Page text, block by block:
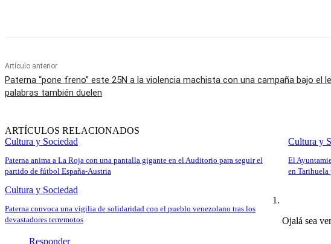
Artículo anterior
Paterna “pone freno” este 25N a la violencia machista con una campaña bajo el
palabras también duelen
ARTÍCULOS RELACIONADOS
Cultura y Sociedad
Paterna anima a La Roja con una pantalla gigante en el Auditorio para seguir el
partido de fútbol España-Austria
Cultura y
El
en Tarihuela
Cultura y Sociedad
Paterna convoca una vigilia de solidaridad con el pueblo venezolano tras los
devastadores terremotos
Ojalá sea
Responder